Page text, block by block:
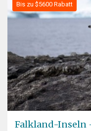
Bis zu $5600 Rabatt
Falkland-Inseln